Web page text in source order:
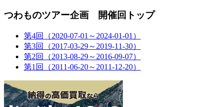
つわものツアー企画 開催回トップ
第4回（2020-07-01～2024-01-01）
第3回（2017-03-29～2019-11-30）
第2回（2013-08-29～2016-09-07）
第1回（2011-06-20～2011-12-20）